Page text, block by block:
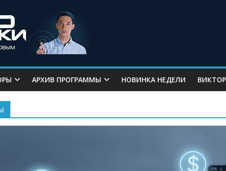
АРХИВ ПРОГРАММЫ НОВИНКА НЕДЕЛИ